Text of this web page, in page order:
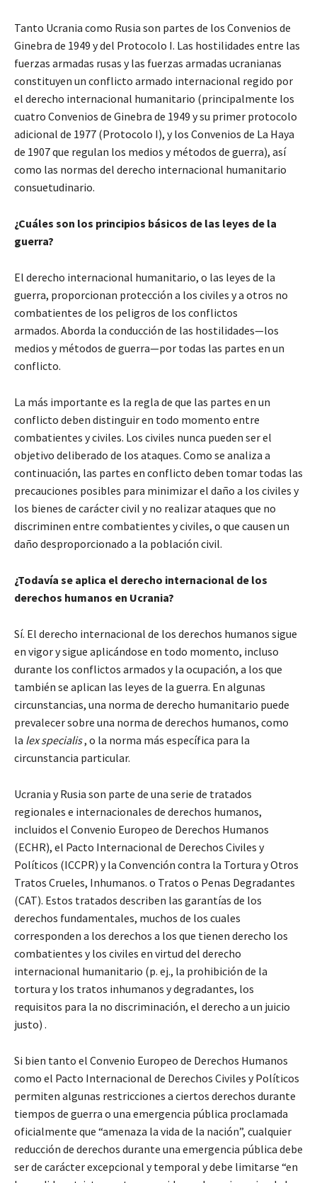
Tanto Ucrania como Rusia son partes de los Convenios de
Ginebra de 1949 y del Protocolo I. Las hostilidades entre las
fuerzas armadas rusas y las fuerzas armadas ucranianas
constituyen un conflicto armado internacional regido por
el derecho internacional humanitario (principalmente los
cuatro Convenios de Ginebra de 1949 y su primer protocolo
adicional de 1977 (Protocolo I), y los Convenios de La Haya
de 1907 que regulan los medios y métodos de guerra), así
como las normas del derecho internacional humanitario
consuetudinario.
¿Cuáles son los principios básicos de las leyes de la
guerra?
El derecho internacional humanitario, o las leyes de la
guerra, proporcionan protección a los civiles y a otros no
combatientes de los peligros de los conflictos
armados. Aborda la conducción de las hostilidades—los
medios y métodos de guerra—por todas las partes en un
conflicto.
La más importante es la regla de que las partes en un
conflicto deben distinguir en todo momento entre
combatientes y civiles. Los civiles nunca pueden ser el
objetivo deliberado de los ataques. Como se analiza a
continuación, las partes en conflicto deben tomar todas las
precauciones posibles para minimizar el daño a los civiles y
los bienes de carácter civil y no realizar ataques que no
discriminen entre combatientes y civiles, o que causen un
daño desproporcionado a la población civil.
¿Todavía se aplica el derecho internacional de los
derechos humanos en Ucrania?
Sí. El derecho internacional de los derechos humanos sigue
en vigor y sigue aplicándose en todo momento, incluso
durante los conflictos armados y la ocupación, a los que
también se aplican las leyes de la guerra. En algunas
circunstancias, una norma de derecho humanitario puede
prevalecer sobre una norma de derechos humanos, como
la lex specialis, o la norma más específica para la
circunstancia particular.
Ucrania y Rusia son parte de una serie de tratados
regionales e internacionales de derechos humanos,
incluidos el Convenio Europeo de Derechos Humanos
(ECHR), el Pacto Internacional de Derechos Civiles y
Políticos (ICCPR) y la Convención contra la Tortura y Otros
Tratos Crueles, Inhumanos. o Tratos o Penas Degradantes
(CAT). Estos tratados describen las garantías de los
derechos fundamentales, muchos de los cuales
corresponden a los derechos a los que tienen derecho los
combatientes y los civiles en virtud del derecho
internacional humanitario (p. ej., la prohibición de la
tortura y los tratos inhumanos y degradantes, los
requisitos para la no discriminación, el derecho a un juicio
justo) .
Si bien tanto el Convenio Europeo de Derechos Humanos
como el Pacto Internacional de Derechos Civiles y Políticos
permiten algunas restricciones a ciertos derechos durante
tiempos de guerra o una emergencia pública proclamada
oficialmente que “amenaza la vida de la nación”, cualquier
reducción de derechos durante una emergencia pública debe
ser de carácter excepcional y temporal y debe limitarse “en